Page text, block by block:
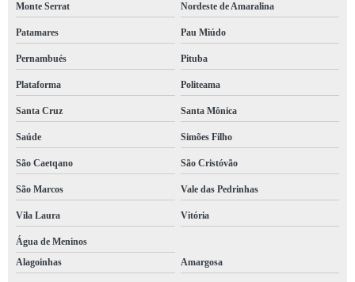
Monte Serrat Nordeste de Amaralina
Patamares Pau Miúdo
Pernambués Pituba
Plataforma Politeama
Santa Cruz Santa Mônica
Saúde Simões Filho
São Caetqano São Cristóvão
São Marcos Vale das Pedrinhas
Vila Laura Vitória
Água de Meninos
Alagoinhas
Amargosa